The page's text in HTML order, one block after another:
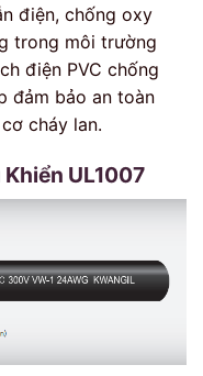
điện, chống oxy
trong môi trường
điện PVC chống
đảm bảo an toàn
cháy lan.
UL1007